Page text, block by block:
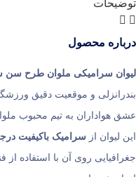
محصول
سرامیکی ملوان طرح سن
و موقعیت دقیق ورزشگاه
به تیم محبوب ملوان
ازسرامیک باکیفیت درجه A
روی آن با استفاده از